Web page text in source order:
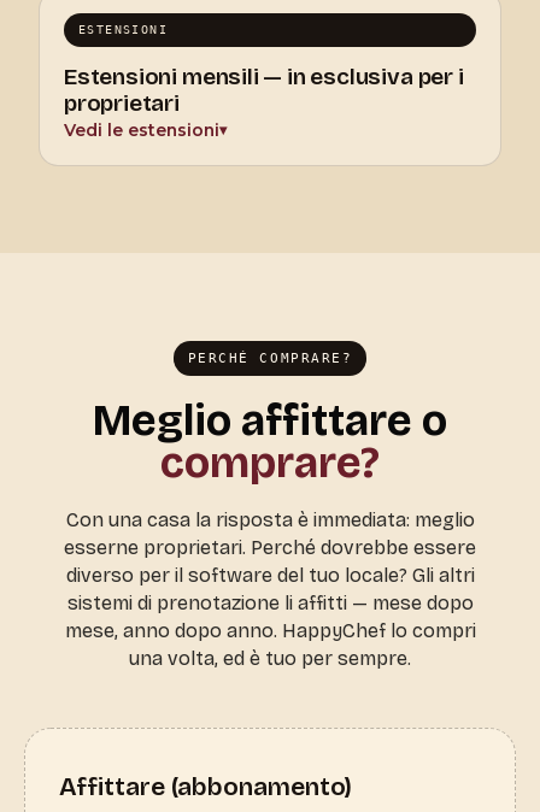
ESTENSIONI
Estensioni mensili — in esclusiva per i
proprietari
Vedi le estensioni▾
PERCHÉ COMPRARE?
Meglio affittare o
comprare?
Con una casa la risposta è immediata: meglio
esserne proprietari. Perché dovrebbe essere
diverso per il software del tuo locale? Gli altri
sistemi di prenotazione li affitti — mese dopo
mese, anno dopo anno. HappyChef lo compri
una volta, ed è tuo per sempre.
Affittare (abbonamento)